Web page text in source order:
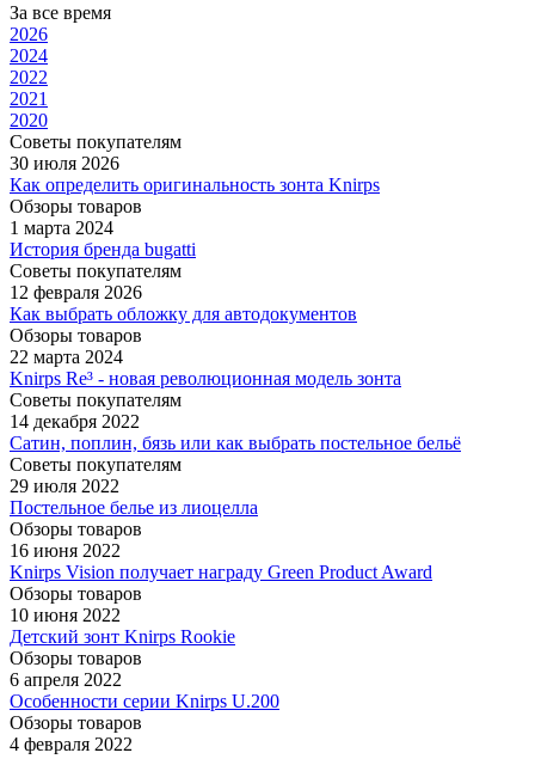
За все время
2026
2024
2022
2021
2020
Советы покупателям
30 июля 2026
Как определить оригинальность зонта Knirps
Обзоры товаров
1 марта 2024
История бренда bugatti
Советы покупателям
12 февраля 2026
Как выбрать обложку для автодокументов
Обзоры товаров
22 марта 2024
Knirps Re³ - новая революционная модель зонта
Советы покупателям
14 декабря 2022
Сатин, поплин, бязь или как выбрать постельное бельё
Советы покупателям
29 июля 2022
Постельное белье из лиоцелла
Обзоры товаров
16 июня 2022
Knirps Vision получает награду Green Product Award
Обзоры товаров
10 июня 2022
Детский зонт Knirps Rookie
Обзоры товаров
6 апреля 2022
Особенности серии Knirps U.200
Обзоры товаров
4 февраля 2022